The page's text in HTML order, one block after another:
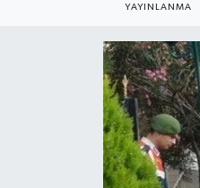
YAYINLANMA